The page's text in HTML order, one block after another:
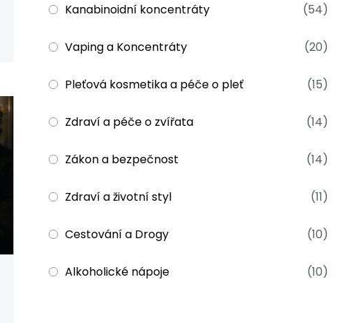
Kanabinoidní koncentráty (54)
Vaping a Koncentráty (20)
Pleťová kosmetika a péče o pleť (15)
Zdraví a péče o zvířata (14)
Zákon a bezpečnost (14)
Zdraví a životní styl (11)
Cestování a Drogy (10)
Alkoholické nápoje (10)